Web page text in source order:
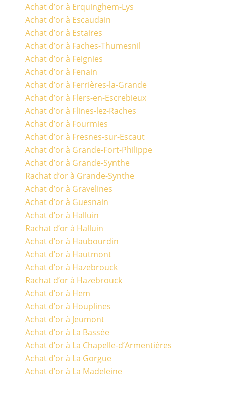
Achat d’or à Erquinghem-Lys
Achat d’or à Escaudain
Achat d’or à Estaires
Achat d’or à Faches-Thumesnil
Achat d’or à Feignies
Achat d’or à Fenain
Achat d’or à Ferrières-la-Grande
Achat d’or à Flers-en-Escrebieux
Achat d’or à Flines-lez-Raches
Achat d’or à Fourmies
Achat d’or à Fresnes-sur-Escaut
Achat d’or à Grande-Fort-Philippe
Achat d’or à Grande-Synthe
Rachat d’or à Grande-Synthe
Achat d’or à Gravelines
Achat d’or à Guesnain
Achat d’or à Halluin
Rachat d’or à Halluin
Achat d’or à Haubourdin
Achat d’or à Hautmont
Achat d’or à Hazebrouck
Rachat d’or à Hazebrouck
Achat d’or à Hem
Achat d’or à Houplines
Achat d’or à Jeumont
Achat d’or à La Bassée
Achat d’or à La Chapelle-d’Armentières
Achat d’or à La Gorgue
Achat d’or à La Madeleine